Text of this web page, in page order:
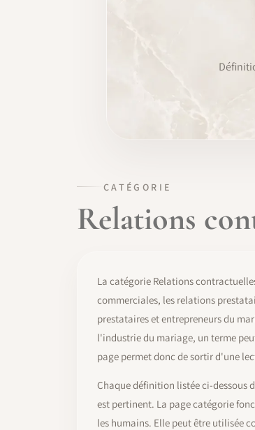
CATÉGORIE
Relations
La catégorie Relations
commerciales, les relations
prestataires et entrepreneurs du
l'industrie du mariage, un terme
page permet donc de sortir d'une
Chaque définition listée ci-dessous
est pertinent. La page catégorie
les humains. Elle peut être utilisée